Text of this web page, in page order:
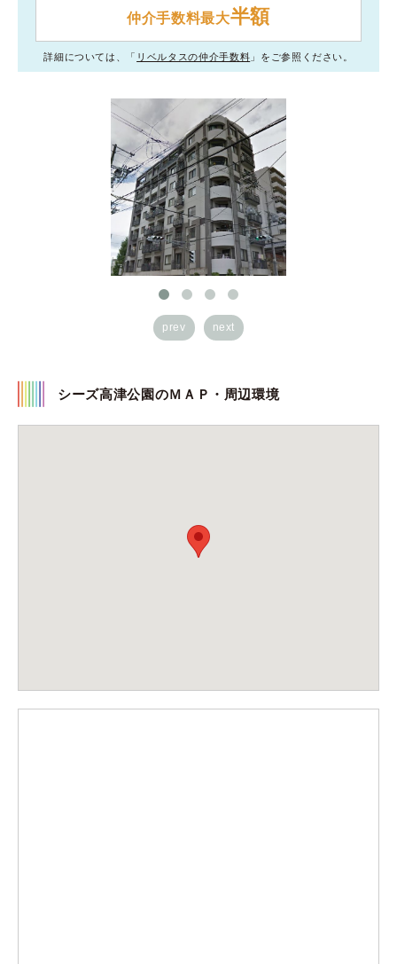
仲介手数料最大半額
詳細については、「 リベルタスの仲介手数料 」をご参照ください。
prev next
シーズ高津公園のＭＡＰ・周辺環境